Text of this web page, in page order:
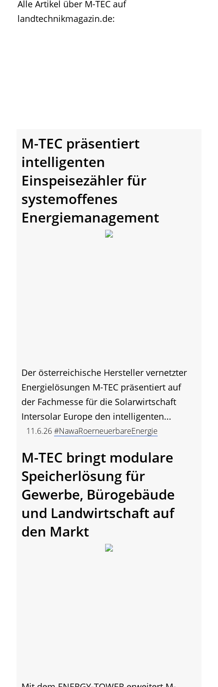
• Geschichte und Geschichten
• Messen und Veranstaltungen
Alle Artikel über M-TEC auf
landtechnikmagazin.de:
M-TEC präsentiert
intelligenten
Einspeisezähler für
systemoffenes
Energiemanagement
Der österreichische Hersteller vernetzter
Energielösungen M-TEC präsentiert auf
der Fachmesse für die Solarwirtschaft
Intersolar Europe den intelligenten...
11.6.26#NawaRoerneuerbareEnergie
M-TEC bringt modulare
Speicherlösung für
Gewerbe, Bürogebäude
und Landwirtschaft auf
den Markt